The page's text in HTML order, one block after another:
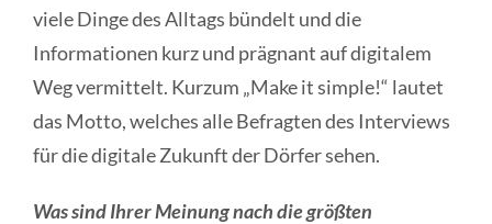
viele Dinge des Alltags bündelt und die
Informationen kurz und prägnant auf digitalem
Weg vermittelt. Kurzum „Make it simple!“ lautet
das Motto, welches alle Befragten des Interviews
für die digitale Zukunft der Dörfer sehen.
Was sind Ihrer Meinung nach die größten